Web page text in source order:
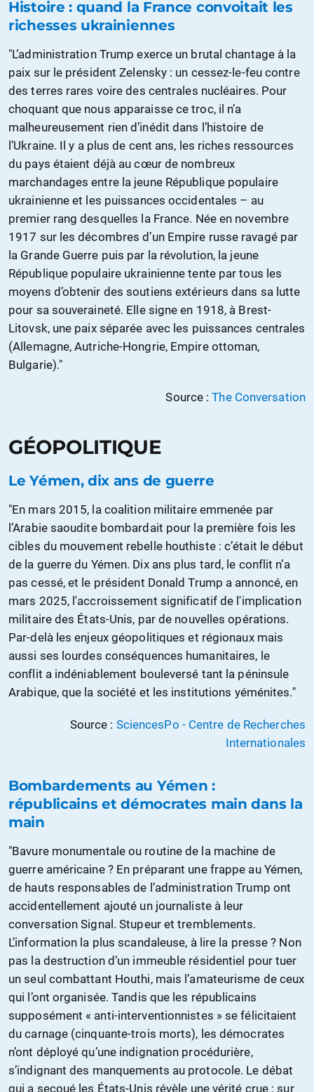
Histoire : quand la France convoitait les
richesses ukrainiennes
"L’administration Trump exerce un brutal chantage à la
paix sur le président Zelensky : un cessez-le-feu contre
des terres rares voire des centrales nucléaires. Pour
choquant que nous apparaisse ce troc, il n’a
malheureusement rien d’inédit dans l’histoire de
l’Ukraine. Il y a plus de cent ans, les riches ressources
du pays étaient déjà au cœur de nombreux
marchandages entre la jeune République populaire
ukrainienne et les puissances occidentales – au
premier rang desquelles la France. Née en novembre
1917 sur les décombres d’un Empire russe ravagé par
la Grande Guerre puis par la révolution, la jeune
République populaire ukrainienne tente par tous les
moyens d’obtenir des soutiens extérieurs dans sa lutte
pour sa souveraineté. Elle signe en 1918, à Brest-
Litovsk, une paix séparée avec les puissances centrales
(Allemagne, Autriche-Hongrie, Empire ottoman,
Bulgarie)."
Source :The Conversation
GÉOPOLITIQUE
Le Yémen, dix ans de guerre
"En mars 2015, la coalition militaire emmenée par
l’Arabie saoudite bombardait pour la première fois les
cibles du mouvement rebelle houthiste : c’était le début
de la guerre du Yémen. Dix ans plus tard, le conflit n’a
pas cessé, et le président Donald Trump a annoncé, en
mars 2025, l'accroissement significatif de l'implication
militaire des États-Unis, par de nouvelles opérations.
Par-delà les enjeux géopolitiques et régionaux mais
aussi ses lourdes conséquences humanitaires, le
conflit a indéniablement bouleversé tant la péninsule
Arabique, que la société et les institutions yéménites."
Source : SciencesPo - Centre de Recherches
Internationales
Bombardements au Yémen :
républicains et démocrates main dans la
main
"Bavure monumentale ou routine de la machine de
guerre américaine ? En préparant une frappe au Yémen,
de hauts responsables de l’administration Trump ont
accidentellement ajouté un journaliste à leur
conversation Signal. Stupeur et tremblements.
L’information la plus scandaleuse, à lire la presse ? Non
pas la destruction d’un immeuble résidentiel pour tuer
un seul combattant Houthi, mais l’amateurisme de ceux
qui l’ont organisée. Tandis que les républicains
supposément « anti-interventionnistes » se félicitaient
du carnage (cinquante-trois morts), les démocrates
n’ont déployé qu’une indignation procédurière,
s’indignant des manquements au protocole. Le débat
qui a secoué les États-Unis révèle une vérité crue : sur